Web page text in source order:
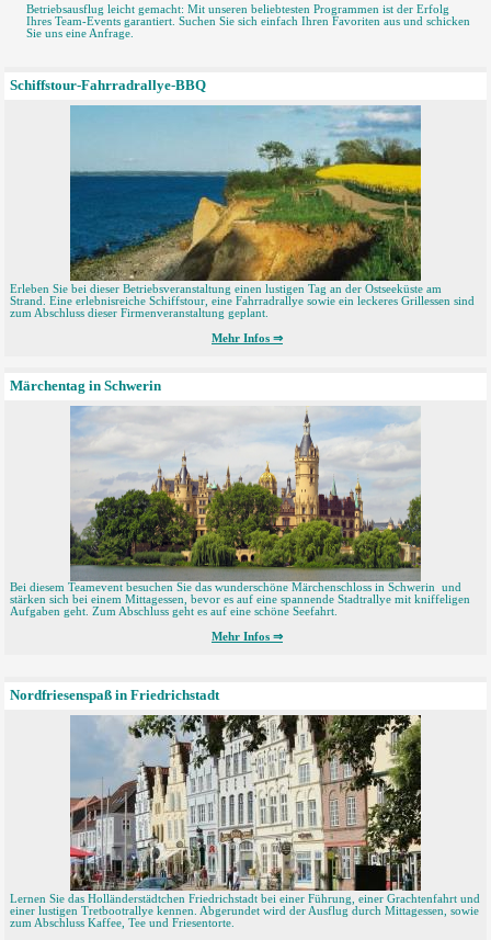
Betriebsausflug leicht gemacht: Mit unseren beliebtesten Programmen ist der Erfolg
Ihres Team-Events garantiert. Suchen Sie sich einfach Ihren Favoriten aus und schicken
Sie uns eine Anfrage.
Schiffstour-Fahrradrallye-BBQ
Erleben Sie bei dieser Betriebsveranstaltung einen lustigen Tag an der Ostseeküste am
Strand. Eine erlebnisreiche Schiffstour, eine Fahrradrallye sowie ein leckeres Grillessen sind
zum Abschluss dieser Firmenveranstaltung geplant.
Mehr Infos ⇒
Märchentag in Schwerin
Bei diesem Teamevent besuchen Sie das wunderschöne Märchenschloss in Schwerin und
stärken sich bei einem Mittagessen, bevor es auf eine spannende Stadtrallye mit kniffeligen
Aufgaben geht. Zum Abschluss geht es auf eine schöne Seefahrt.
Mehr Infos ⇒
Nordfriesenspaß in Friedrichstadt
Lernen Sie das Holländerstädtchen Friedrichstadt bei einer Führung, einer Grachtenfahrt und
einer lustigen Tretbootrallye kennen. Abgerundet wird der Ausflug durch Mittagessen, sowie
zum Abschluss Kaffee, Tee und Friesentorte.